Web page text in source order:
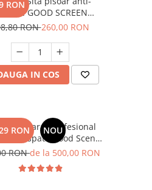
RON
GOOD SCREEN
60+, Lavender
RON260,00 RON
IN COS
RON NOU
Aparat Profesional
spatii Good Scent
culoare alba cu 500 g
RONde la 500,00 RON